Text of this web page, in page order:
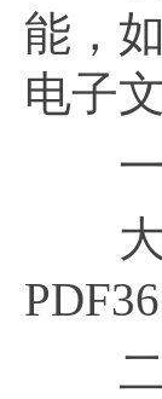
能，
电子
一
大部
二